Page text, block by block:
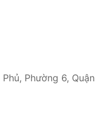
Phường 6, Quận